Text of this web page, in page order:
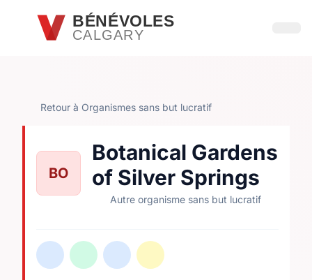
Passer au contenu principal
BÉNÉVOLES
CALGARY
Retour à Organismes sans but lucratif
BO
Botanical Gardens
of Silver Springs
Autre organisme sans but lucratif